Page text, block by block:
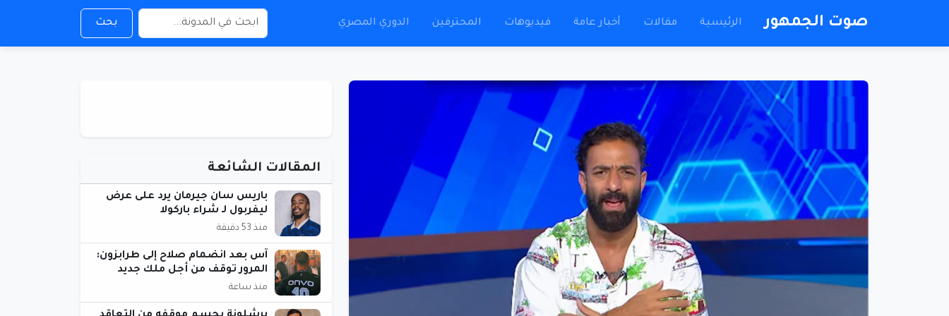
صوت الجمهور الرئيسية مقالات أخبار عامة فيديوهات المحترفين الدوري المصري بحث
المقالات الشائعة
باريس سان جيرمان يرد على عرض
ليفربول لـ شراء باركولا
منذ 53 دقيقة
آس بعد انضمام صلاح إلى طرابزون:
المرور توقف من أجل ملك جديد
منذ ساعة